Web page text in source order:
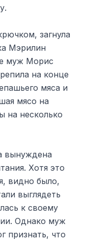
загнула
Мэрилин
муж Морис
на конце
мяса и
мясо на
на несколько
вынуждена
Хотя это
видно было,
выглядеть
к своему
Однако муж
признать, что